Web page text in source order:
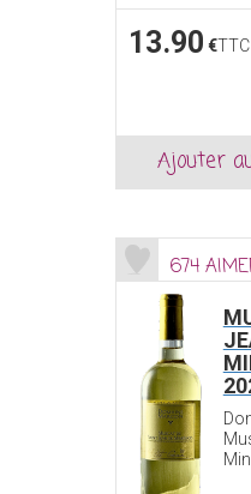
13.90 €TTC
Ajouter
674